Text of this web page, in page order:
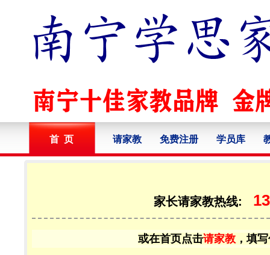
首 页 请家教 免费注册 学员库
家长请家教热线:
或在首页点击请家教 ，填